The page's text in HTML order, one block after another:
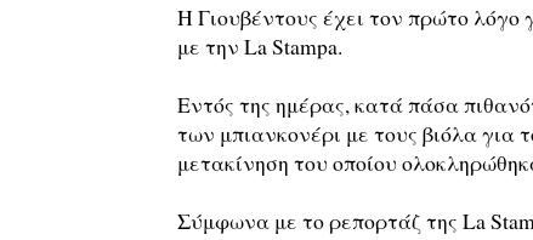
Η Γιουβέντους έχει τον πρώτο
με την La Stampa.
Εντός της ημέρας, κατά πάσα
των μπιανκονέρι με τους βιόλα για
μετακίνηση του οποίου
Σύμφωνα με το ρεπορτάζ της La